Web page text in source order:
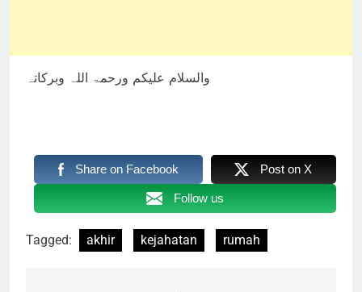
والسلام علیکم ورحمۃ اللہ وبرکاتہ
Share on Facebook Post on X
Follow us
Tagged: akhir kejahatan rumah